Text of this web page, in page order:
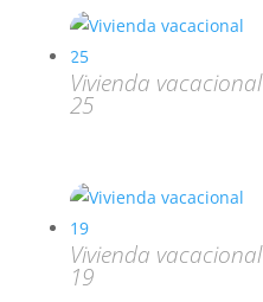
Vivienda vacacional
25
Vivienda vacacional
19